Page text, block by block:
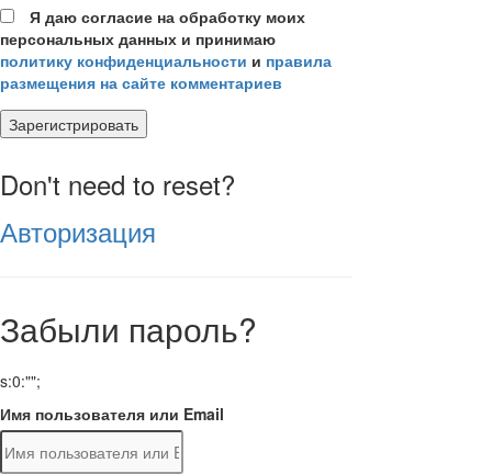
Я даю согласие на обработку моих
персональных данных и принимаю
политику конфиденциальности и правила
размещения на сайте комментариев
Зарегистрировать
Don't need to reset?
Авторизация
Забыли пароль?
s:0:"";
Имя пользователя или Email